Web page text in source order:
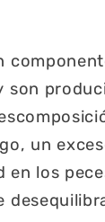
son
un
en los